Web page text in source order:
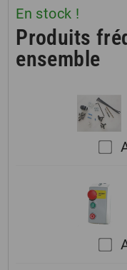
En stock !
Produits
ensemble